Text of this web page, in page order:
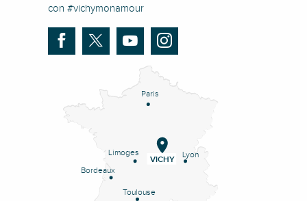
con #vichymonamour
Paris
Lyon
Limoges
Bordeaux
Toulouse
VICHY